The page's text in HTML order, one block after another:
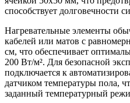
способствует долговечности
Нагревательные элементы
кабелей или матов с
см, что обеспечивает
200 Вт/м². Для безопасной
подключается к
датчиком температуры пола,
заданный температурный